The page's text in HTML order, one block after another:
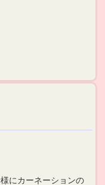
にカーネーションの